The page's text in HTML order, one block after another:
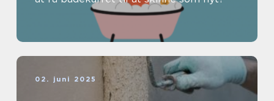
02. juni 2025